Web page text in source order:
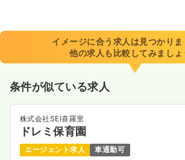
8:45～17:00
日祝休み
月給25万円以上可
気になる
オペ室(手術室)正・准看護師
イメージに合う求人は見つかりま
他の求人も比較してみましょ
条件が似ている求人
株式会社SEI喜羅里
ドレミ保育園
エージェント求人
車通勤可